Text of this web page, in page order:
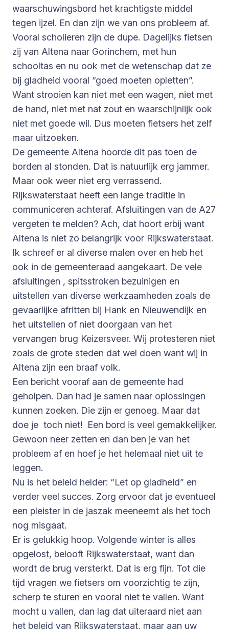
waarschuwingsbord het krachtigste middel
tegen ijzel. En dan zijn we van ons probleem af.
Vooral scholieren zijn de dupe. Dagelijks fietsen
zij van Altena naar Gorinchem, met hun
schooltas en nu ook met de wetenschap dat ze
bij gladheid vooral “goed moeten opletten”.
Want strooien kan niet met een wagen, niet met
de hand, niet met nat zout en waarschijnlijk ook
niet met goede wil. Dus moeten fietsers het zelf
maar uitzoeken.
De gemeente Altena hoorde dit pas toen de
borden al stonden. Dat is natuurlijk erg jammer.
Maar ook weer niet erg verrassend.
Rijkswaterstaat heeft een lange traditie in
communiceren achteraf. Afsluitingen van de A27
vergeten te melden? Ach, dat hoort erbij want
Altena is niet zo belangrijk voor Rijkswaterstaat.
Ik schreef er al diverse malen over en heb het
ook in de gemeenteraad aangekaart. De vele
afsluitingen , spitsstroken bezuinigen en
uitstellen van diverse werkzaamheden zoals de
gevaarlijke afritten bij Hank en Nieuwendijk en
het uitstellen of niet doorgaan van het
vervangen brug Keizersveer. Wij protesteren niet
zoals de grote steden dat wel doen want wij in
Altena zijn een braaf volk.
Een bericht vooraf aan de gemeente had
geholpen. Dan had je samen naar oplossingen
kunnen zoeken. Die zijn er genoeg. Maar dat
doe je toch niet! Een bord is veel gemakkelijker.
Gewoon neer zetten en dan ben je van het
probleem af en hoef je het helemaal niet uit te
leggen.
Nu is het beleid helder: “Let op gladheid” en
verder veel succes. Zorg ervoor dat je eventueel
een pleister in de jaszak meeneemt als het toch
nog misgaat.
Er is gelukkig hoop. Volgende winter is alles
opgelost, belooft Rijkswaterstaat, want dan
wordt de brug versterkt. Dat is erg fijn. Tot die
tijd vragen we fietsers om voorzichtig te zijn,
scherp te sturen en vooral niet te vallen. Want
mocht u vallen, dan lag dat uiteraard niet aan
het beleid van Rijkswaterstaat, maar aan uw